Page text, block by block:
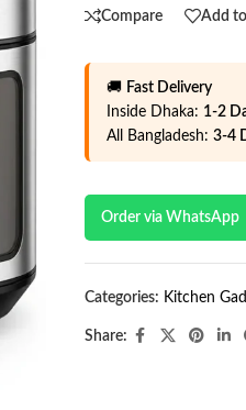
Compare Add
🚚 Fast Delivery
Inside Dhaka: 1-2
All Bangladesh: 3-4
Order via WhatsApp
Categories: Kitchen
Share: